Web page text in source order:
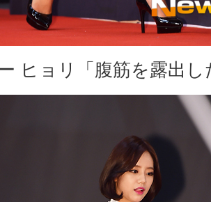
ヒョリ「腹筋を露出